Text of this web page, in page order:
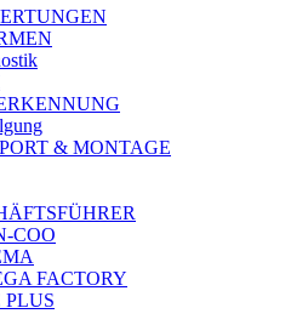
& MONTAGE
COO
FACTORY
PLUS